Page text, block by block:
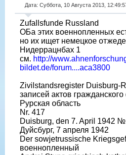
Дата: Суббота, 10 Августа 2013,
Zufallsfunde Russland
ОБа этих военнопленных
но их ищет немецкое
Нидеррацнбах 1
см. http://
bildet.de/forum....aca3800
Zivilstandsregister Duisburg-
записей актов
Рурская область
Nr. 417
Duisburg, den 7. April 1942
Дуйсбург, 7 апреля 1942
Der sowjetrussische
военнопленный